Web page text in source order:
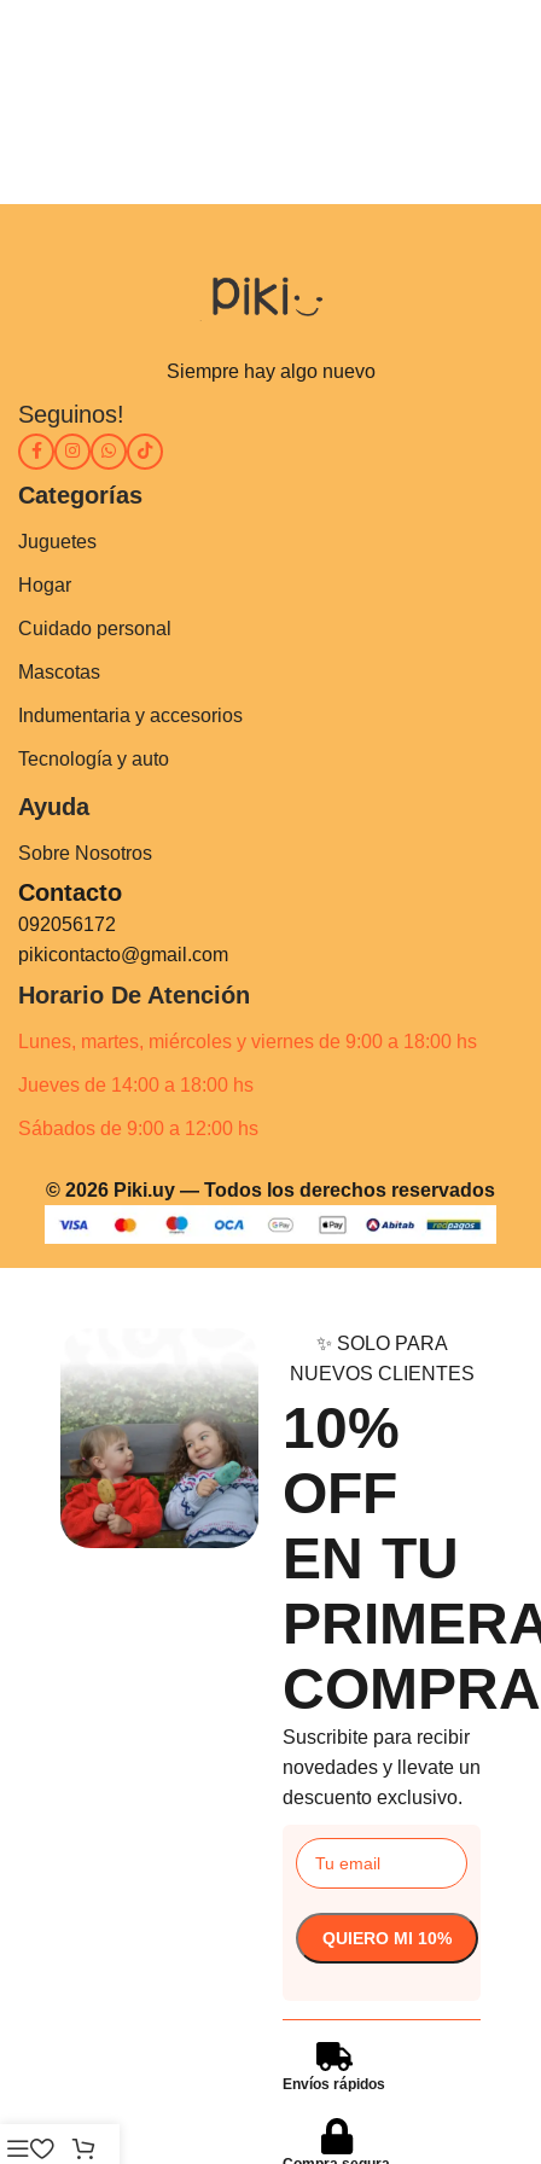
Siempre hay algo nuevo
Seguinos!
Categorías
Juguetes
Hogar
Cuidado personal
Mascotas
Indumentaria y accesorios
Tecnología y auto
Ayuda
Sobre Nosotros
Contacto
092056172
pikicontacto@gmail.com
Horario De Atención
Lunes, martes, miércoles y viernes de 9:00 a 18:00 hs
Jueves de 14:00 a 18:00 hs
Sábados de 9:00 a 12:00 hs
© 2026 Piki.uy — Todos los derechos reservados
✨ SOLO PARA
NUEVOS CLIENTES
10%
OFF
EN TU
COMPRA
Suscribite para recibir
novedades y llevate un
descuento exclusivo.
Envíos rápidos